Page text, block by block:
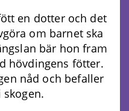
en dotter och det
om barnet ska
bär hon fram
hövdingens fötter.
nåd och befaller